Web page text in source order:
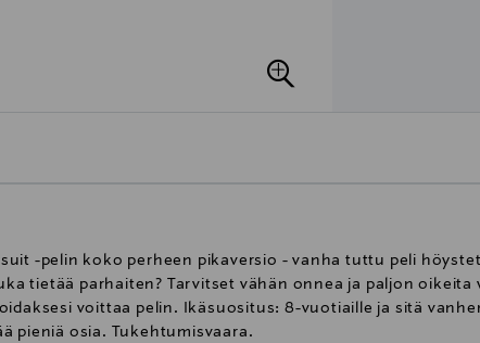
-pelin koko perheen pikaversio - vanha tuttu peli
tietää parhaiten? Tarvitset vähän onnea ja paljon oikeita
voittaa pelin. Ikäsuositus: 8-vuotiaille ja sitä
pieniä osia. Tukehtumisvaara.